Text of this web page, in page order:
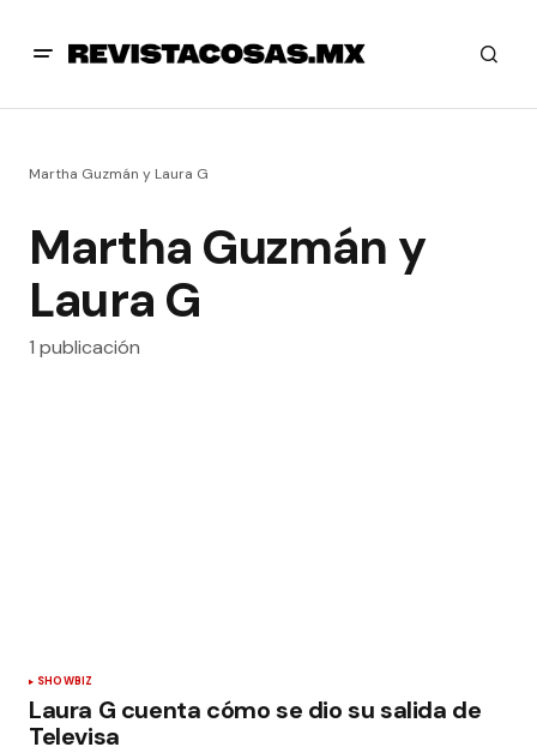
Martha Guzmán y Laura G
Martha Guzmán y
Laura G
1 publicación
SHOWBIZ
Laura G cuenta cómo se dio su salida de
Televisa